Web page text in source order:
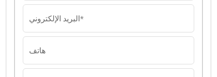
البريد الإلكتروني*
هاتف